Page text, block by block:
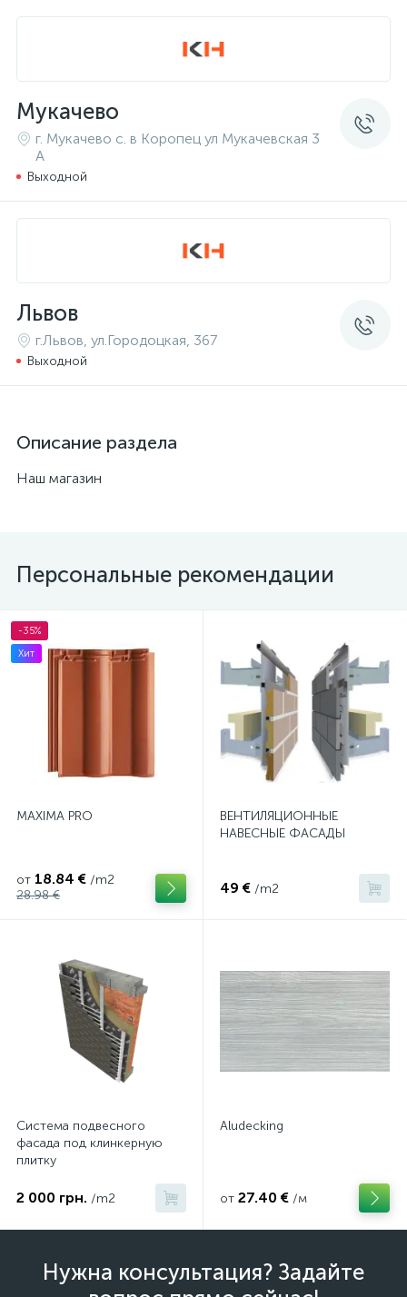
Мукачево
г. Мукачево с. в Коропец ул Мукачевская 3
А
Выходной
Львов
г.Львов, ул.Городоцкая, 367
Выходной
Описание раздела
Наш магазин
Персональные рекомендации
-35%
Хит
MAXIMA PRO
от 18.84 € /m2
28.98 €
ВЕНТИЛЯЦИОННЫЕ
НАВЕСНЫЕ ФАСАДЫ
49 € /m2
Система подвесного
фасада под клинкерную
плитку
2 000 грн. /m2
Aludecking
от 27.40 € /м
Нужна консультация? Задайте